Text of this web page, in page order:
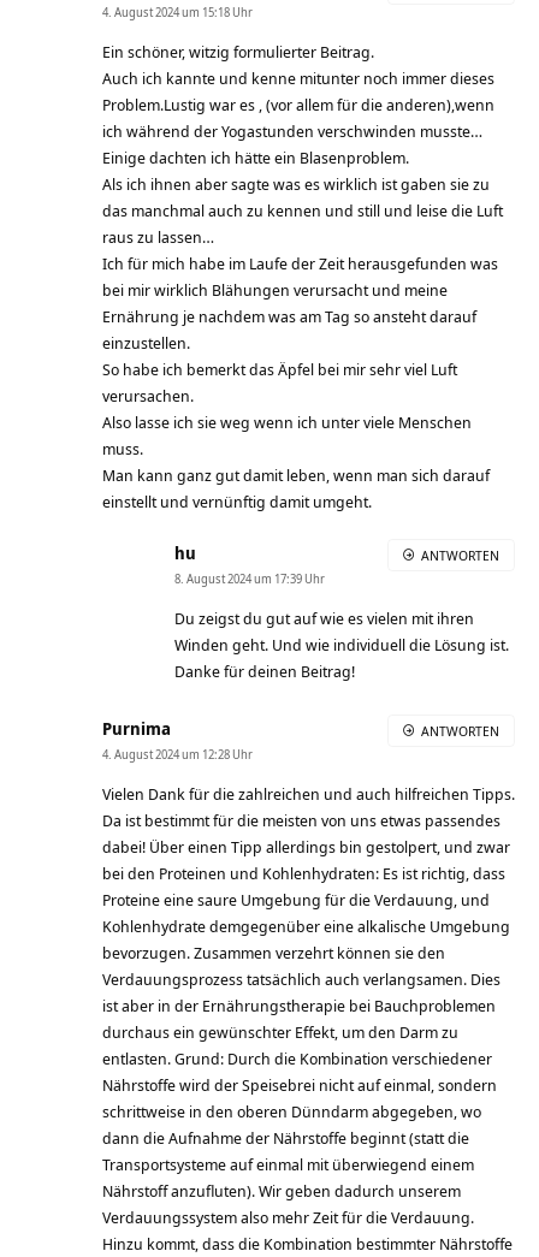
4. August 2024 um 15:18 Uhr
Ein schöner, witzig formulierter Beitrag.
Auch ich kannte und kenne mitunter noch immer dieses
Problem.Lustig war es , (vor allem für die anderen),wenn
ich während der Yogastunden verschwinden musste…
Einige dachten ich hätte ein Blasenproblem.
Als ich ihnen aber sagte was es wirklich ist gaben sie zu
das manchmal auch zu kennen und still und leise die Luft
raus zu lassen…
Ich für mich habe im Laufe der Zeit herausgefunden was
bei mir wirklich Blähungen verursacht und meine
Ernährung je nachdem was am Tag so ansteht darauf
einzustellen.
So habe ich bemerkt das Äpfel bei mir sehr viel Luft
verursachen.
Also lasse ich sie weg wenn ich unter viele Menschen
muss.
Man kann ganz gut damit leben, wenn man sich darauf
einstellt und vernünftig damit umgeht.
hu
8. August 2024 um 17:39 Uhr
Du zeigst du gut auf wie es vielen mit ihren
Winden geht. Und wie individuell die Lösung ist.
Danke für deinen Beitrag!
ANTWORTEN
Purnima
4. August 2024 um 12:28 Uhr
Vielen Dank für die zahlreichen und auch hilfreichen Tipps.
Da ist bestimmt für die meisten von uns etwas passendes
dabei! Über einen Tipp allerdings bin gestolpert, und zwar
bei den Proteinen und Kohlenhydraten: Es ist richtig, dass
Proteine eine saure Umgebung für die Verdauung, und
Kohlenhydrate demgegenüber eine alkalische Umgebung
bevorzugen. Zusammen verzehrt können sie den
Verdauungsprozess tatsächlich auch verlangsamen. Dies
ist aber in der Ernährungstherapie bei Bauchproblemen
durchaus ein gewünschter Effekt, um den Darm zu
entlasten. Grund: Durch die Kombination verschiedener
Nährstoffe wird der Speisebrei nicht auf einmal, sondern
schrittweise in den oberen Dünndarm abgegeben, wo
dann die Aufnahme der Nährstoffe beginnt (statt die
Transportsysteme auf einmal mit überwiegend einem
Nährstoff anzufluten). Wir geben dadurch unserem
Verdauungssystem also mehr Zeit für die Verdauung.
Hinzu kommt, dass die Kombination bestimmter Nährstoffe
ANTWORTEN